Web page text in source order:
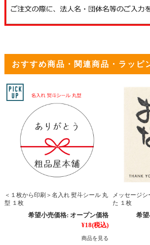
おすすめ商品・関連商品・ラッピ
＜１枚から印刷＞名入れ 熨斗シール 丸
型 １枚
希望小売価格: オープン価格
¥18(税込)
商品を見る
メッセージ
た １枚
希